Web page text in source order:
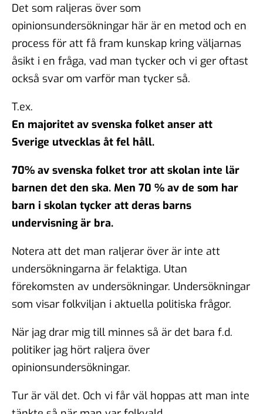
Det som raljeras över som
opinionsundersökningar här är en metod och en
process för att få fram kunskap kring väljarnas
åsikt i en fråga, vad man tycker och vi ger oftast
också svar om varför man tycker så.
T.ex.
En majoritet av svenska folket anser att
Sverige utvecklas åt fel håll.
70% av svenska folket tror att skolan inte lär
barnen det den ska. Men 70 % av de som har
barn i skolan tycker att deras barns
undervisning är bra.
Notera att det man raljerar över är inte att
undersökningarna är felaktiga. Utan
förekomsten av undersökningar. Undersökningar
som visar folkviljan i aktuella politiska frågor.
När jag drar mig till minnes så är det bara f.d.
politiker jag hört raljera över
opinionsundersökningar.
Tur är väl det. Och vi får väl hoppas att man inte